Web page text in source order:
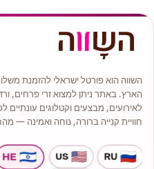
השווה הוא פורטל ישראלי להזמנת
הארץ. באתר ניתן למצוא זרי פרחים,
לאירועים, מבצעים וקטלוגים עונתיים
חוויית קנייה ברורה, נוחה ואמינה —